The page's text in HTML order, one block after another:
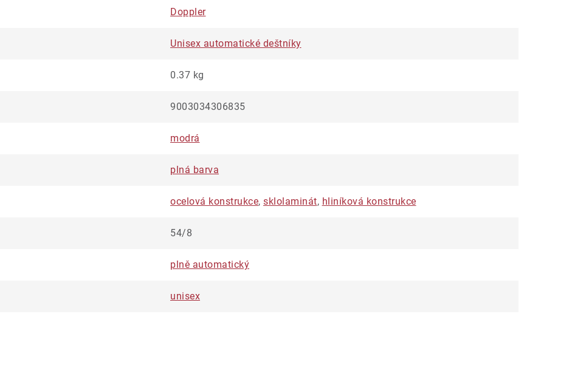
Doppler
Unisex automatické deštníky
0.37 kg
9003034306835
modrá
plná barva
ocelová konstrukce, sklolaminát, hliníková konstrukce
54/8
plně automatický
unisex